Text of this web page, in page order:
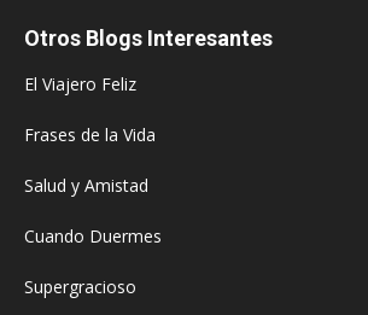
Otros Blogs Interesantes
El Viajero Feliz
Frases de la Vida
Salud y Amistad
Cuando Duermes
Supergracioso